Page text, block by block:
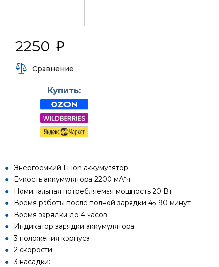
2250 i
Сравнение
Купить:
Энергоемкий Li-ion аккумулятор
Емкость аккумулятора 2200 мА*ч
Номинальная потребляемая мощность 20 Вт
Время работы после полной зарядки 45-90 минут
Время зарядки до 4 часов
Индикатор зарядки аккумулятора
3 положения корпуса
2 скорости
3 насадки: